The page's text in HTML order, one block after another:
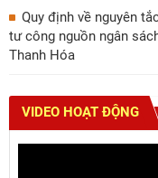
Quy định về nguyên
tư công nguồn ngân
Thanh Hóa
VIDEO HOẠT ĐỘNG